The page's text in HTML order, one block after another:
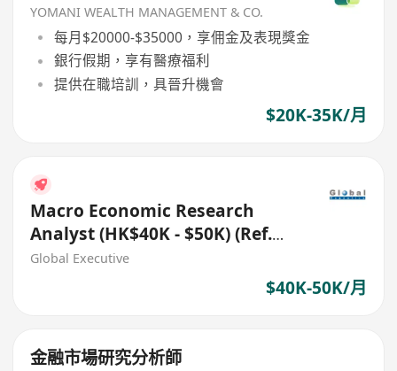
YOMANI WEALTH MANAGEMENT & CO.
每月$20000-$35000，享佣金及表現獎金
銀行假期，享有醫療福利
提供在職培訓，具晉升機會
$20K-35K/月
Macro Economic Research
Analyst (HK$40K - $50K) (Ref.
No.: 27735)
Global Executive
$40K-50K/月
金融市場研究分析師